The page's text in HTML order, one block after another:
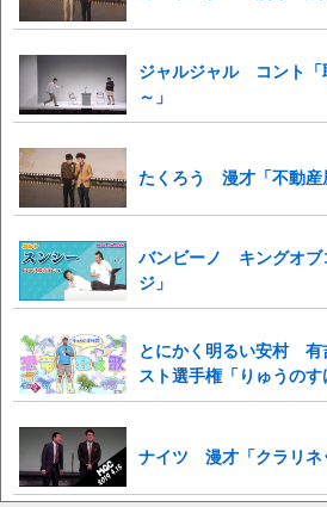
ジャルジャル コント「
～」
たくろう 漫才「不動産
バンビーノ キングオブ
ジ」
とにかく明るい安村 有
スト選手権「りゅうのす
ナイツ 漫才「クラリネ